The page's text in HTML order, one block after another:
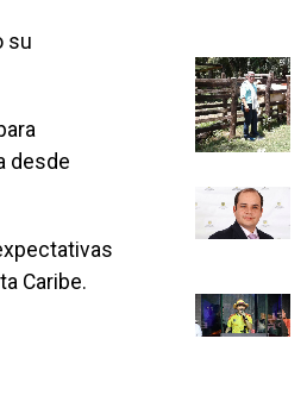
su
desde
Caribe.